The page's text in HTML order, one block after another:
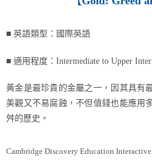
■ 英語類型：國際英語
■ 適用程度：Intermediate to Upper
黃金是最珍貴的金屬之一，因其具有
美觀又不易腐蝕，不但值錢也能應用
舛的歷史。
Cambridge Discovery Education